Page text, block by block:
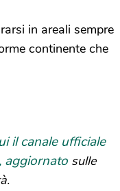
in areali sempre
continente che
il canale ufficiale
aggiornato sulle